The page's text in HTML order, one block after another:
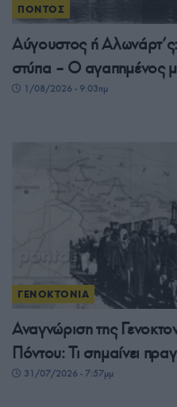
ΠΟΝΤΟΣ
Αύγουστος ή
στύπα – Ο αγαπημένος
1/08/2026 - 9:03πμ
ΓΕΝΟΚΤΟΝΙΑ
Αναγνώριση της
Πόντου: Τι σημαίνει
31/07/2026 - 7:57μμ